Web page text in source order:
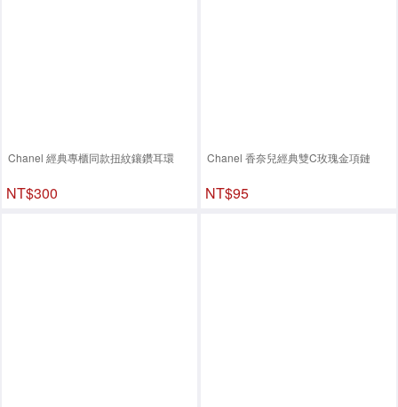
Chanel 經典專櫃同款扭紋鑲鑽耳環
NT$300
Chanel 香奈兒經典雙C玫瑰金項鏈
NT$95